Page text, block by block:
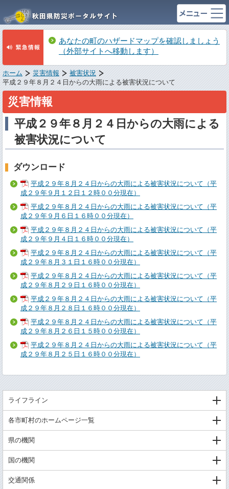
あなたの町のハザードマップを確認しましょう
（外部サイトへ移動します）
ホーム 災害情報
被害状況
平成２９年８月２４日からの大雨による被害状況について
災害情報
平成２９年８月２４日からの大雨による
被害状況について
ダウンロード
平成２９年８月２４日からの大雨による被害状況について（平
成２９年９月１２日１２時００分現在）
平成２９年８月２４日からの大雨による被害状況について（平
成２９年９月６日１６時００分現在）
平成２９年８月２４日からの大雨による被害状況について（平
成２９年９月４日１６時００分現在）
平成２９年８月２４日からの大雨による被害状況について（平
成２９年８月３１日１６時００分現在）
平成２９年８月２４日からの大雨による被害状況について（平
成２９年８月２９日１６時００分現在）
平成２９年８月２４日からの大雨による被害状況について（平
成２９年８月２８日１６時００分現在）
平成２９年８月２４日からの大雨による被害状況について（平
成２９年８月２６日１５時００分現在）
平成２９年８月２４日からの大雨による被害状況について（平
成２９年８月２５日１６時００分現在）
ライフライン
各市町村のホームページ一覧
県の機関
国の機関
交通関係